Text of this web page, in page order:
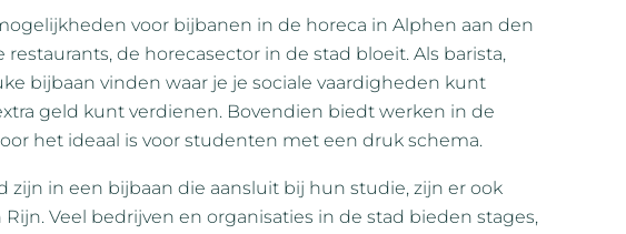
voor bijbanen in de horeca in Alphen aan den
de horecasector in de stad bloeit. Als barista,
bijbaan vinden waar je je sociale vaardigheden kunt
geld kunt verdienen. Bovendien biedt werken in de
het ideaal is voor studenten met een druk schema.
in een bijbaan die aansluit bij hun studie, zijn er ook
Veel bedrijven en organisaties in de stad bieden stages,